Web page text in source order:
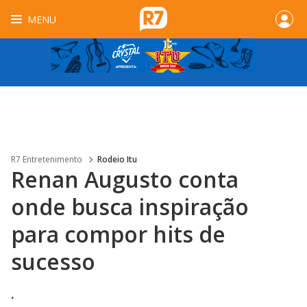
MENU
R7 Entretenimento Rodeio Itu
Renan Augusto conta
onde busca inspiração
para compor hits de
sucesso
.